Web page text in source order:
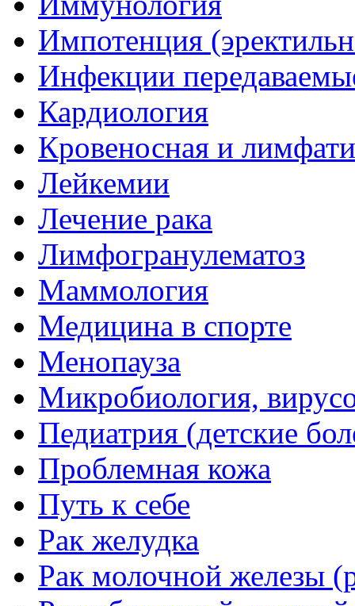
Импотенция
Инфекции
Кардиология
Кровеносная и
Лейкемии
Лечение рака
Лимфогранулематоз
Маммология
Медицина в спорте
Менопауза
Микробиология,
Педиатрия (детские
Проблемная кожа
Путь к себе
Рак желудка
Рак молочной железы